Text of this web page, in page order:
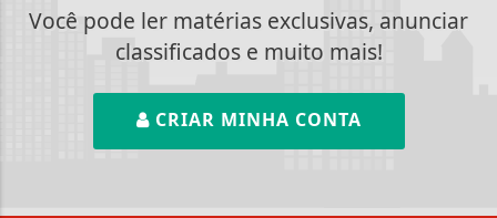
Você pode ler matérias exclusivas, anunciar
classificados e muito mais!
CRIAR MINHA CONTA